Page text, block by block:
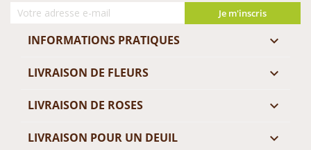
Je m'inscris
INFORMATIONS PRATIQUES 
LIVRAISON DE FLEURS 
LIVRAISON DE ROSES 
LIVRAISON POUR UN DEUIL 